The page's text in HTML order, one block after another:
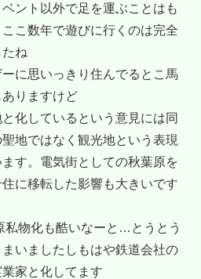
ント以外で足を運ぶことはも
こ数年で遊びに行くのは完全
ね
に思いっきり住んでるとこ馬
りますけど
化しているという意見には同
地ではなく観光地という表現
す。電気街としての秋葉原を
に移転した影響も大きいです
私物化も酷いなーと…とうとう
いましたしもはや鉄道会社の
家と化してます